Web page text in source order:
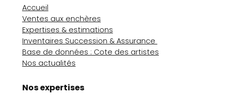
Accueil
Ventes aux enchères
Expertises & estimations
Inventaires Succession & Assurance
Base de données : Cote des artistes
Nos actualités
Nos expertises